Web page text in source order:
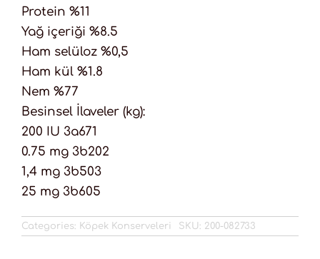
Protein %11
Yağ içeriği %8.5
Ham selüloz %0,5
Ham kül %1.8
Nem %77
Besinsel İlaveler (kg):
200 IU 3a671
0.75 mg 3b202
1,4 mg 3b503
25 mg 3b605
Categories: Köpek Konserveleri SKU: 200-082733